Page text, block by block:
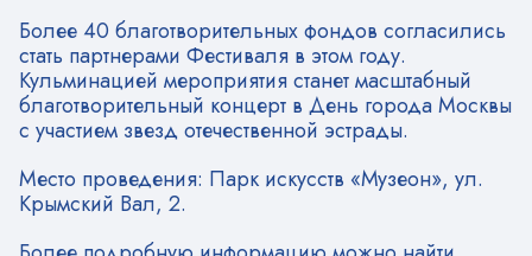
Более 40 благотворительных фондов согласились
стать партнерами Фестиваля в этом году.
Кульминацией мероприятия станет масштабный
благотворительный концерт в День города Москвы
с участием звезд отечественной эстрады.
Место проведения: Парк искусств «Музеон», ул.
Крымский Вал, 2.